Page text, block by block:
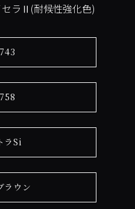
セラⅡ(耐候性強化色)
ラSi
ラウン